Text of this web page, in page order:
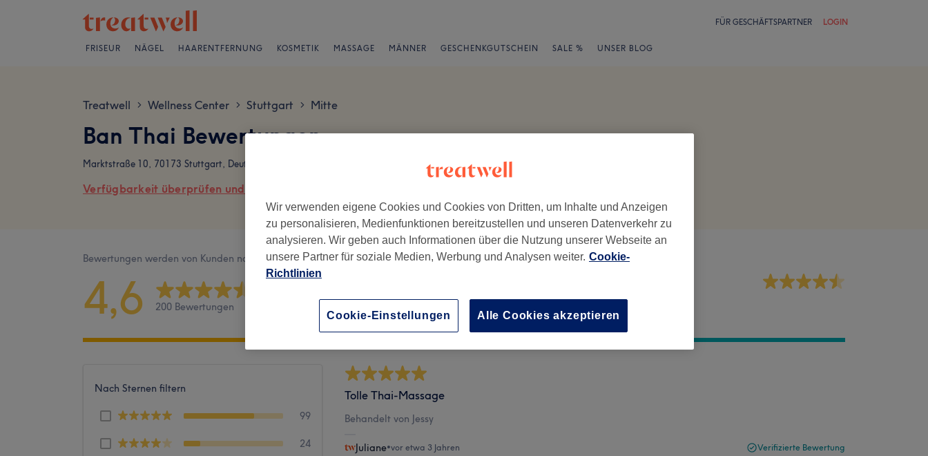
FÜR GESCHÄFTSPARTNER LOGIN
FRISEUR NÄGEL HAARENTFERNUNG KOSMETIK MASSAGE MÄNNER GESCHENKGUTSCHEIN SALE % UNSER BLOG
Treatwell > Wellness Center > Stuttgart > Mitte
Ban Thai Bewertungen
Marktstraße 10, 70173 Stuttgart, Deutschland
Verfügbarkeit überprüfen und online buchen
Bewertungen werden von Kunden nach ihrem Besuch geschrieben.
4,6 200 Bewertungen Sauberkeit
Nach Sternen filtern
99
24
Tolle Thai-Massage
Behandelt von Jessy
Juliane•vor etwa 3 Jahren Verifizierte Bewertung
Wir verwenden eigene Cookies und Cookies von Dritten, um Inhalte und Anzeigen
zu personalisieren, Medienfunktionen bereitzustellen und unseren Datenverkehr zu
analysieren. Wir geben auch Informationen über die Nutzung unserer Webseite an
unsere Partner für soziale Medien, Werbung und Analysen weiter. Cookie-
Richtlinien
Cookie-Einstellungen Alle Cookies akzeptieren